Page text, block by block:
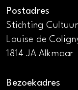
Postadres
Stichting
Louise de
1814 JA Alkmaar
Bezoekadres